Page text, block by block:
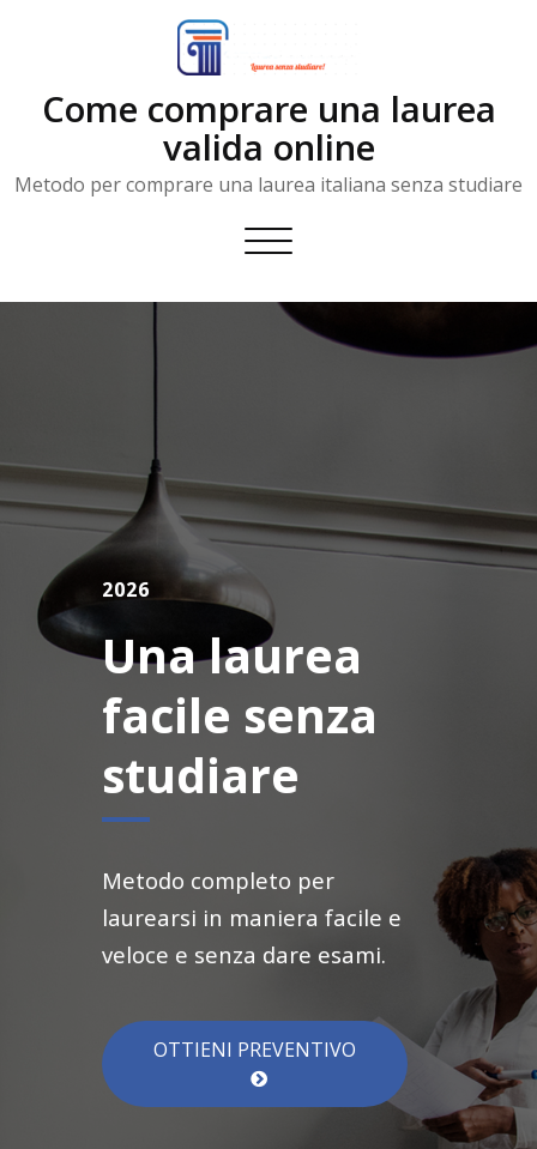
Come comprare una laurea
valida online
Metodo per comprare una laurea italiana senza studiare
Toggle
2026
Una laurea
facile senza
studiare
Metodo completo per
laurearsi in maniera facile e
veloce e senza dare esami.
OTTIENI PREVENTIVO